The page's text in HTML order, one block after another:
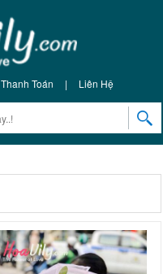
Thanh Toán | Liên Hệ